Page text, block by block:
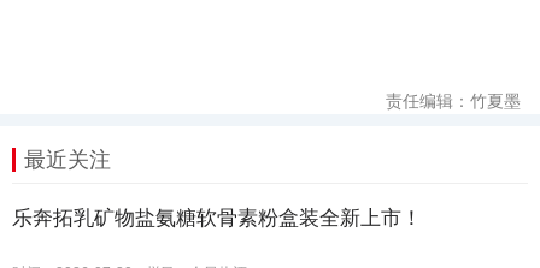
责任编辑：竹夏墨
最近关注
乐奔拓乳矿物盐氨糖软骨素粉盒装全新上市！